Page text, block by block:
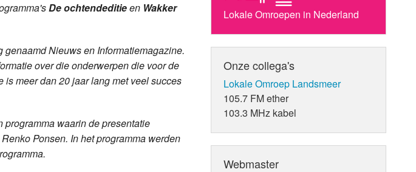
De ochtendeditieenWakker
Nieuws en Informatiemagazine.
over die onderwerpen die voor de
meer dan 20 jaar lang met veel succes
programma waarin de presentatie
Ponsen. In het programma werden
Lokale Omroepen in Nederland
Onze collega's
Lokale Omroep Landsmeer
105.7 FM ether
103.3 MHz kabel
Webmaster